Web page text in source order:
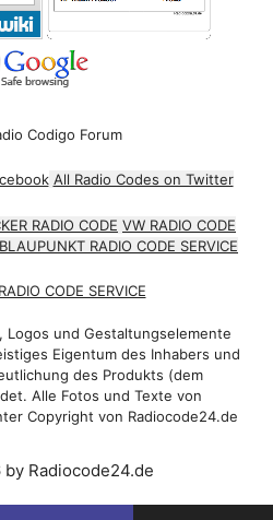
Codigo Forum
All Radio Codes on Twitter
RADIO CODE VW RADIO CODE
BLAUPUNKT RADIO CODE SERVICE
RADIO CODE SERVICE
Logos und Gestaltungselemente
Eigentum des Inhabers und
des Produkts (dem
Alle Fotos und Texte von
Copyright von Radiocode24.de
Radiocode24.de